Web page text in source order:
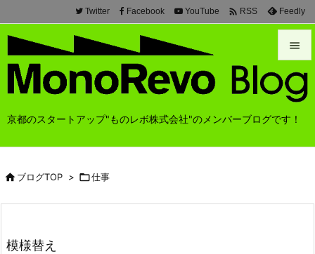
京都のスタートアップ"ものレボ株式会社"のメンバーブログです！


メニュ
前へ

Twitter Facebook YouTube  RSS Feedly
ブログTOP > 仕事
模様替え